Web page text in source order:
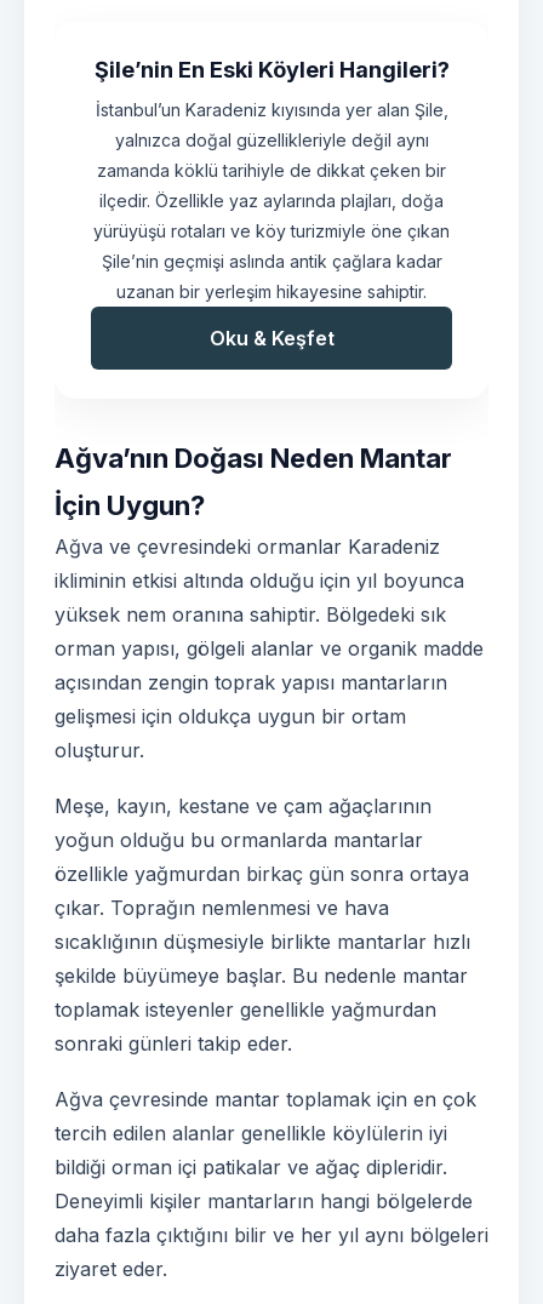
Şile’nin En Eski Köyleri Hangileri?
İstanbul’un Karadeniz kıyısında yer alan Şile,
yalnızca doğal güzellikleriyle değil aynı
zamanda köklü tarihiyle de dikkat çeken bir
ilçedir. Özellikle yaz aylarında plajları, doğa
yürüyüşü rotaları ve köy turizmiyle öne çıkan
Şile’nin geçmişi aslında antik çağlara kadar
uzanan bir yerleşim hikayesine sahiptir.
Oku & Keşfet
Ağva’nın Doğası Neden Mantar
İçin Uygun?
Ağva ve çevresindeki ormanlar Karadeniz
ikliminin etkisi altında olduğu için yıl boyunca
yüksek nem oranına sahiptir. Bölgedeki sık
orman yapısı, gölgeli alanlar ve organik madde
açısından zengin toprak yapısı mantarların
gelişmesi için oldukça uygun bir ortam
oluşturur.
Meşe, kayın, kestane ve çam ağaçlarının
yoğun olduğu bu ormanlarda mantarlar
özellikle yağmurdan birkaç gün sonra ortaya
çıkar. Toprağın nemlenmesi ve hava
sıcaklığının düşmesiyle birlikte mantarlar hızlı
şekilde büyümeye başlar. Bu nedenle mantar
toplamak isteyenler genellikle yağmurdan
sonraki günleri takip eder.
Ağva çevresinde mantar toplamak için en çok
tercih edilen alanlar genellikle köylülerin iyi
bildiği orman içi patikalar ve ağaç dipleridir.
Deneyimli kişiler mantarların hangi bölgelerde
daha fazla çıktığını bilir ve her yıl aynı bölgeleri
ziyaret eder.